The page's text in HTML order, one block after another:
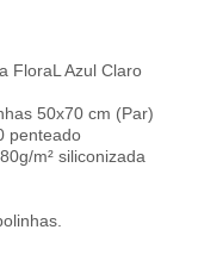
FloraL Azul Claro
50x70 cm (Par)
penteado
m² siliconizada